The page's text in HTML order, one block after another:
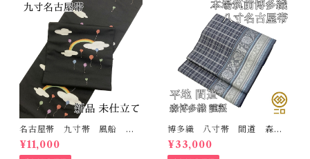
名古屋帯 九寸帯 風船
雲 虹 正絹 日本製 九寸
名古屋帯
¥11,000
博多織 八寸帯 間道 森博
多織 正絹 日本製 未仕立
て 名古屋帯
¥33,000